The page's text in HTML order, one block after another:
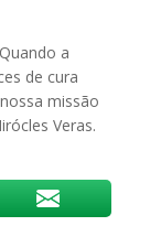
a
de cura
missão
Veras.